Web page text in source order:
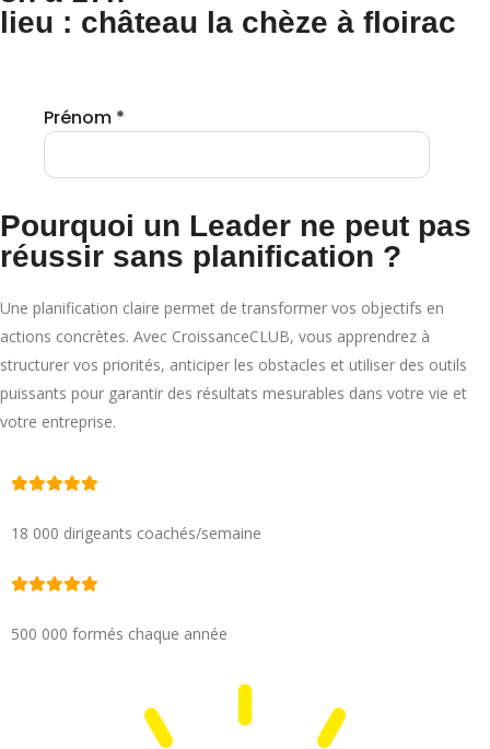
lieu : château la chèze à floirac
Pourquoi un Leader ne peut pas
réussir sans planification ?
Une planification claire permet de transformer vos objectifs en
actions concrètes. Avec CroissanceCLUB, vous apprendrez à
structurer vos priorités, anticiper les obstacles et utiliser des outils
puissants pour garantir des résultats mesurables dans votre vie et
votre entreprise.
18 000 dirigeants coachés/semaine
500 000 formés chaque année